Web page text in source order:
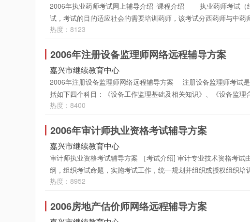
郭老师 2003-2004 年所辅导课程的辅导效果得到学员的一致认可
础考试辅导最权威专家 " 。 ·付费方式： ．现场学习卡充值 售卡
市东升路1号人力资源中心市场2号楼5楼 ．在线、汇款支付 进入
（参见网页下方支付说明）
习。教学内容主要是根据考试教材和大纲对各章节的具体内容和
以达到全面掌握，巩固基础知识，深层的了解考试的重点和难点
精讲班 外经贸综合业务 外经贸英语（笔试、口试） 每科200元 ·
的分析， 提出解题方法与注意事项，巩固学生的知识点。目的是
掌握。 ·课堂练习：听完讲座后，学员可点击 “ 课堂练习 ”, 完成
钮 , 用鼠标点击此按钮，就可以将该讲 " 音、视频 " 文件 "(.asf 格
些录音。讲义文本下载：点击课堂左下角的 “ 讲义下载 ” 按钮，
试培训网学习卡专栏www.jxkp.com/edu24ol。 地址：嘉兴市东
联系人：董先生、邵先生。
2006年执业药师考试网上辅导介绍 ·课程介绍 执业药师考试（
试，考试的目的适应社会的需要培训药师，该考试分西药师与中
识（二）》、《药学综合知识与技能》、《药事管理与法规》四科
（二）》、《中药综合知识与技能》、《药事管理与法规》，其
答题，环球职业教育在线2006年执业药师考试辅导开设如下课程
4、药事管理与法规 5．中药学专业知识（一） 6．中药学专业
药师考试安排于10月21、22日举行，环球职业教育在线2006年
在线执业药师考试辅导分精讲班和冲刺班： 精讲班：每门课各
各章节的具体内容和题例进行详细的精讲，同时每讲都有专门的
解考试的重点和难点，最后配有二套模拟测试题供学员检测学
10讲，包括8讲专家讲座，2套模拟题。主要是讲解考试相关的重
天24小时可以不限时间反复学习课程内容，学习期限一直保留
录音讲座和在线作业。 录音讲座：主要为老师结合例题对考点
指定用书及大纲出版之前，教师将先按照2005年的教材、大纲以
费提供给已报名的学员学习！ 在线作业：听完录音讲座后，学
评分和标准答案，学员对照答案和解析检查自己实际学习效果
数。 ·收费标准： 精讲班：每科课程学费200元 冲刺班
热度：8123
2006年注册设备监理师网络远程辅导方案
嘉兴市继续教育中心
2006年注册设备监理师网络远程辅导方案 注册设备监理师考试
括如下四个科目：《设备工作监理基础及相关知识》、《设备监
例分析》4个科目。实行两年为一个周期的滚动管理办法，即两年
过。 为帮助参加考试的学员有效备考，环球职业教育在线组织
辅导包括考试所有四个科目。 ·班别设置： 1、精讲班课程设
试题） 三控之二《设备工程监理投资控制》 28课时（2套模
试题） 《设备工作监理基础及相关知识》 36课时（2套模拟
《设备监理综合实务与案例分析》 24课时（2套模拟试题
网络远程教育课程将由一批多年从事设备监理教学工作或具有设
参加学习，学习期限一直保留到该年度考试结束。 精讲班会在新
推出。 ·教学内容、形式： 2006注册设备监理师考前辅导远
热度：8400
2006年审计师执业资格考试辅导方案
嘉兴市继续教育中心
审计师执业资格考试辅导方案 ［考试介绍] 审计专业技术资格考
纲，组织考试命题，实施考试工作，统一规划并组织或授权组织
对考试工作进行检查、监督、制度和确定考试合格标准。各地的
协商确定。 对于审计专业技术初级资格和中级（审计师）资格实
评审工作。按规定通过全国统一考试获得资格的人员，表明其已
要，按照德才兼备的原则择优聘任。 [考试时间] 考试日期 考试时
热度：8952
2006房地产估价师网络远程辅导方案